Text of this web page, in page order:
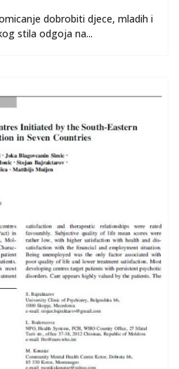
dobrobiti djece, mladih i
stila odgoja na...